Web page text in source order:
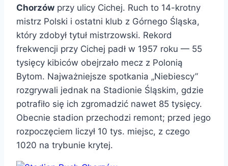
Chorzów przy ulicy Cichej. Ruch to 14-krotny
mistrz Polski i ostatni klub z Górnego Śląska,
który zdobył tytuł mistrzowski. Rekord
frekwencji przy Cichej padł w 1957 roku — 55
tysięcy kibiców obejrzało mecz z Polonią
Bytom. Najważniejsze spotkania „Niebiescy”
rozgrywali jednak na Stadionie Śląskim, gdzie
potrafiło się ich zgromadzić nawet 85 tysięcy.
Obecnie stadion przechodzi remont; przed jego
rozpoczęciem liczył 10 tys. miejsc, z czego
1020 na trybunie krytej.